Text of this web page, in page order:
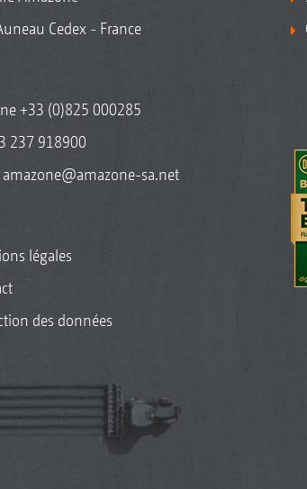
Cedex - France
+33 (0)825 000285
237 918900
amazone@amazone-sa.net
légales
des données